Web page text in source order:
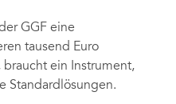
GGF eine
tausend Euro
ein Instrument,
Standardlösungen.